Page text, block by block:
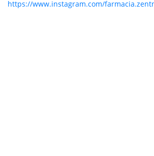
https://www.instagram.com/